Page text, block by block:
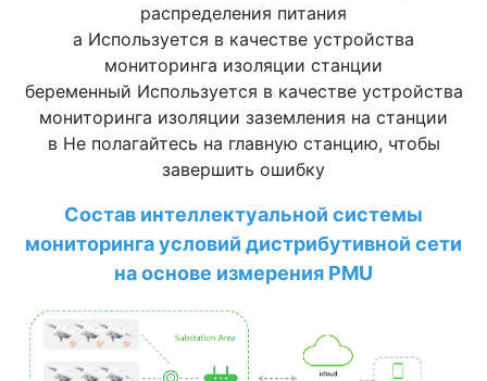
распределения питания
а Используется в качестве устройства
мониторинга изоляции станции
беременный Используется в качестве устройства
мониторинга изоляции заземления на станции
в Не полагайтесь на главную станцию, чтобы
завершить ошибку
Состав интеллектуальной системы
мониторинга условий дистрибутивной сети
на основе измерения PMU